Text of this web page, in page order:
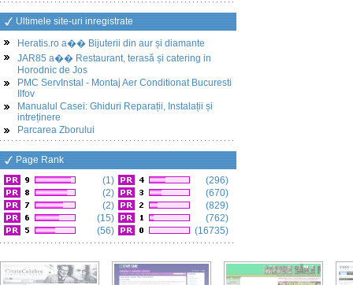
Ultimele site-uri inregistrate
Heratis.ro a�� Bijuterii din aur și diamante
JAR85 a�� Restaurant, terasă și catering in
Horodnic de Jos
PMC ServInstal - Montaj Aer Conditionat Bucuresti
Ilfov
Manualul Casei: Ghiduri Reparații, Instalații și
intreținere
Parcarea Zborului
Page Rank
(1)
(2)
(2)
(15)
(56)
(296)
(670)
(829)
(762)
(16735)